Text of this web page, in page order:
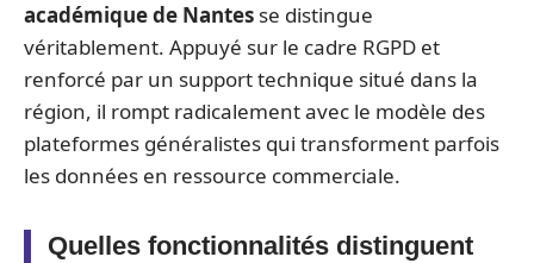
académique de Nantes se distingue
véritablement. Appuyé sur le cadre RGPD et
renforcé par un support technique situé dans la
région, il rompt radicalement avec le modèle des
plateformes généralistes qui transforment parfois
les données en ressource commerciale.
Quelles fonctionnalités distinguent